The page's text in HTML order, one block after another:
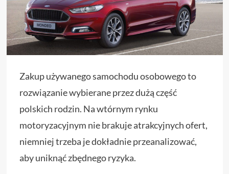
Zakup używanego samochodu osobowego to
rozwiązanie wybierane przez dużą część
polskich rodzin. Na wtórnym rynku
motoryzacyjnym nie brakuje atrakcyjnych ofert,
niemniej trzeba je dokładnie przeanalizować,
aby uniknąć zbędnego ryzyka.